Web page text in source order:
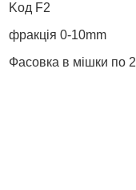
Koд F2
фракція 0-10mm
Фасовка в мішки по